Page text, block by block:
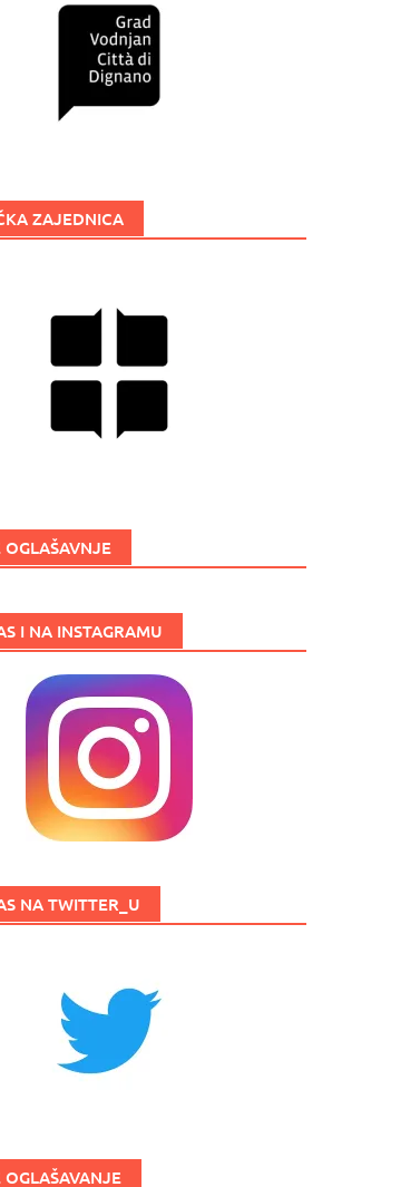
ZAJEDNICA
OGLAŠAVNJE
I NA INSTAGRAMU
NA TWITTER_U
OGLAŠAVANJE